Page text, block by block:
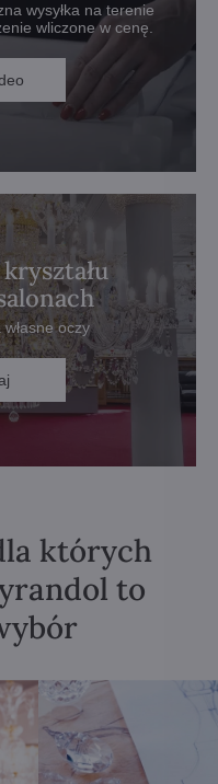
wysyłka na terenie
wliczone w cenę.
oczy
których
to